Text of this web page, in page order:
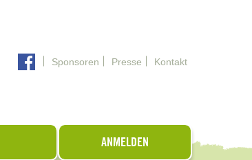
Sponsoren Presse Kontakt
ANMELDEN